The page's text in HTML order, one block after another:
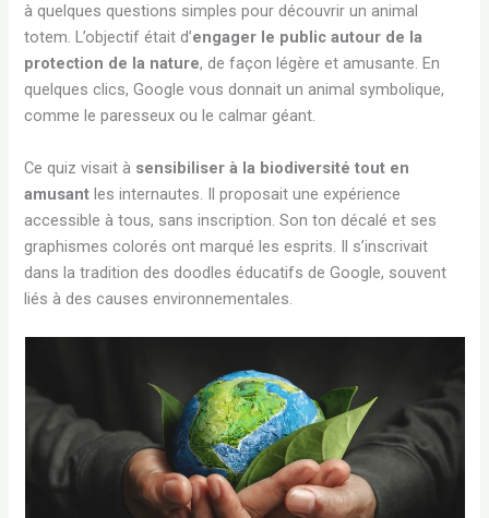
à quelques questions simples pour découvrir un animal
totem. L’objectif était d’engager le public autour de la
protection de la nature, de façon légère et amusante. En
quelques clics, Google vous donnait un animal symbolique,
comme le paresseux ou le calmar géant.
Ce quiz visait à sensibiliser à la biodiversité tout en
amusant les internautes. Il proposait une expérience
accessible à tous, sans inscription. Son ton décalé et ses
graphismes colorés ont marqué les esprits. Il s’inscrivait
dans la tradition des doodles éducatifs de Google, souvent
liés à des causes environnementales.